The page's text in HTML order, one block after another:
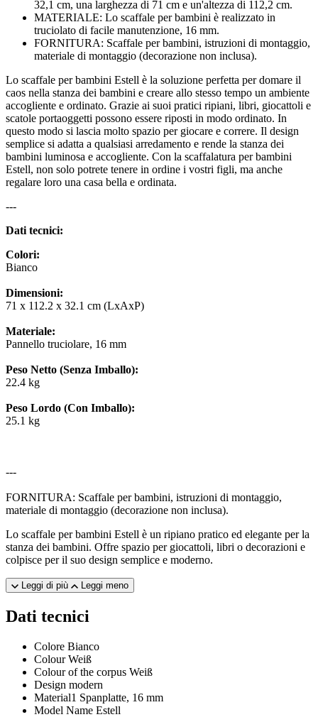
32,1 cm, una larghezza di 71 cm e un'altezza di 112,2 cm.
MATERIALE: Lo scaffale per bambini è realizzato in
truciolato di facile manutenzione, 16 mm.
FORNITURA: Scaffale per bambini, istruzioni di montaggio,
materiale di montaggio (decorazione non inclusa).
Lo scaffale per bambini Estell è la soluzione perfetta per domare il
caos nella stanza dei bambini e creare allo stesso tempo un ambiente
accogliente e ordinato. Grazie ai suoi pratici ripiani, libri, giocattoli e
scatole portaoggetti possono essere riposti in modo ordinato. In
questo modo si lascia molto spazio per giocare e correre. Il design
semplice si adatta a qualsiasi arredamento e rende la stanza dei
bambini luminosa e accogliente. Con la scaffalatura per bambini
Estell, non solo potrete tenere in ordine i vostri figli, ma anche
regalare loro una casa bella e ordinata.
---
Dati tecnici:
Colori:
Bianco
Dimensioni:
71 x 112.2 x 32.1 cm (LxAxP)
Materiale:
Pannello truciolare, 16 mm
Peso Netto (Senza Imballo):
22.4 kg
Peso Lordo (Con Imballo):
25.1 kg
---
FORNITURA: Scaffale per bambini, istruzioni di montaggio,
materiale di montaggio (decorazione non inclusa).
Lo scaffale per bambini Estell è un ripiano pratico ed elegante per la
stanza dei bambini. Offre spazio per giocattoli, libri o decorazioni e
colpisce per il suo design semplice e moderno.
Leggi di più Leggi meno
Dati tecnici
Colore Bianco
Colour Weiß
Colour of the corpus Weiß
Design modern
Material1 Spanplatte, 16 mm
Model Name Estell